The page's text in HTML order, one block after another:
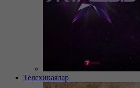
Телехикаялар